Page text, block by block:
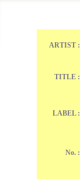
ARTIST :
TITLE :
LABEL :
No. :